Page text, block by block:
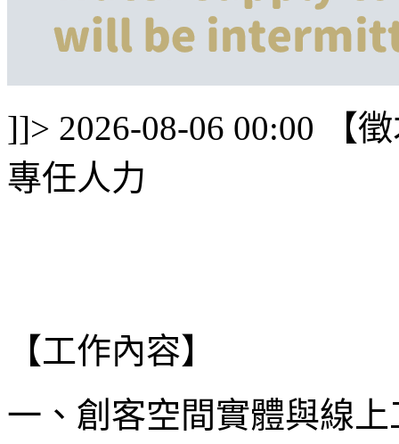
]]> 2026-08-06 00:00
【
專任人力
【工作內容】
一、創客空間實體與線